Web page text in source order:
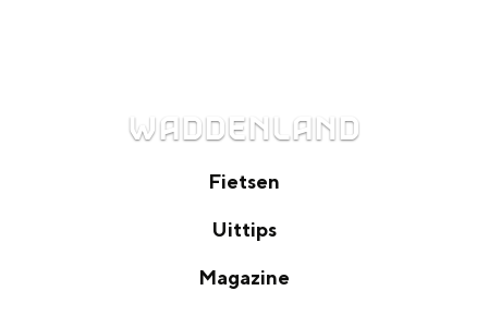
WADDENLAND
Fietsen
Uittips
Magazine